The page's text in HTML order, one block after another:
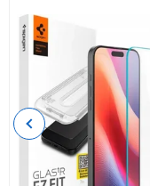
Previous